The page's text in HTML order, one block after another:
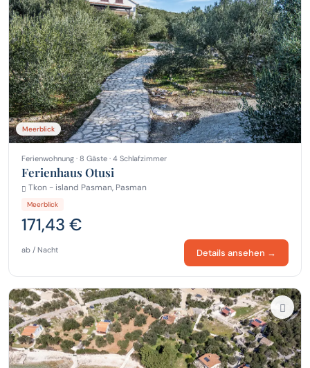
Meerblick
Ferienwohnung · 8 Gäste · 4 Schlafzimmer
Ferienhaus Otusi
Tkon - island Pasman, Pasman
Meerblick
171,43 €
ab / Nacht Details ansehen →